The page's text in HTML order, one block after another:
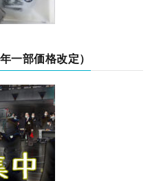
一部価格改定）